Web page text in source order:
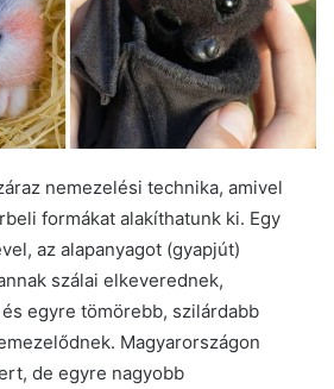
nemezelési technika, amivel
formákat alakíthatunk ki. Egy
az alapanyagot (gyapjút)
szálai elkeverednek,
egyre tömörebb, szilárdabb
Magyarországon
de egyre nagyobb